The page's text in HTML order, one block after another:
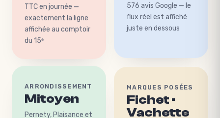
TTC en journée —
exactement la ligne
affichée au comptoir
du 15ᵉ
576 avis Google — le
flux réel est affiché
juste en dessous
ARRONDISSEMENT
Mitoyen
Pernety, Plaisance et
MARQUES POSÉES
Fichet ·
Vachette